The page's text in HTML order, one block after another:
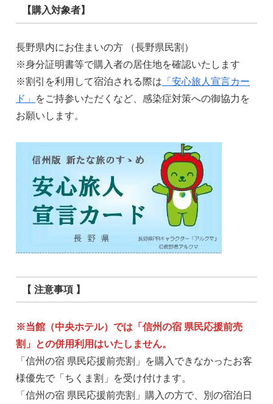
【購入対象者】
長野県内にお住まいの方 （長野県民割）
※身分証明書等で購入者の居住地を確認いたします
※割引を利用して宿泊される際は 「安心旅人宣言カー
ド」
をご持参いただくなど、感染症対策への御協力を
お願いします。
【 注意事項 】
※当館（中央ホテル）では「信州の宿 県民応援前売
割」との併用利用はいたしません。
「信州の宿 県民応援前売割」を購入できなかったお客
様優先で「ちくま割」を受け付けます。
「信州の宿 県民応援前売割」購入の方で、別の宿泊日